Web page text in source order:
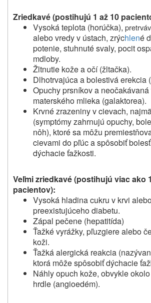
Zriedkavé (postihujú 1 až 10
Vysoká teplota (horúčka),
alebo vredy v ústach, zrýchlené
potenie, stuhnuté svaly, pocit
mdloby.
Žltnutie kože a očí (žltačka).
Dlhotrvajúca a bolestivá erekcia
Opuchy prsníkov a
materského mlieka (galaktorea).
Krvné zrazeniny v cievach,
(symptómy zahrnujú opuchy,
nôh), ktoré sa môžu
cievami do pľúc a spôsobiť
dýchacie ťažkosti.
Veľmi zriedkavé (postihujú viac ako
pacientov):
Vysoká hladina cukru v krvi
preexistujúceho diabetu.
Zápal pečene (hepatitída)
Ťažké vyrážky, pľuzgiere alebo
koži.
Ťažká alergická reakcia
ktorá môže spôsobiť dýchacie
Náhly opuch kože, obvykle
hrdle (angioedém).